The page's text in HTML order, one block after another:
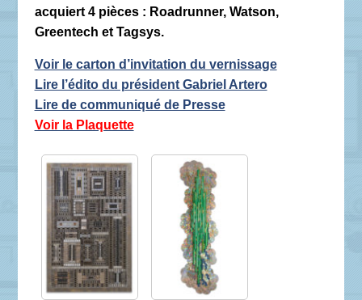
acquiert 4 pièces : Roadrunner, Watson,
Greentech et Tagsys.
Voir le carton d’invitation du vernissage
Lire l’édito du président Gabriel Artero
Lire de communiqué de Presse
Voir la Plaquette